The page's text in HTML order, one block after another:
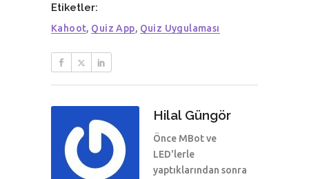
Etiketler:
Kahoot, Quiz App, Quiz Uygulaması
Hilal Güngör
Önce MBot ve
LED'lerle
yaptıklarından sonra